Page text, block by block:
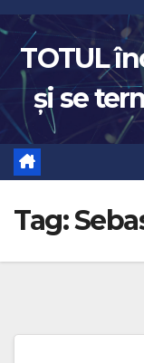
Skip
to
content
TOTUL
și se
Tag: